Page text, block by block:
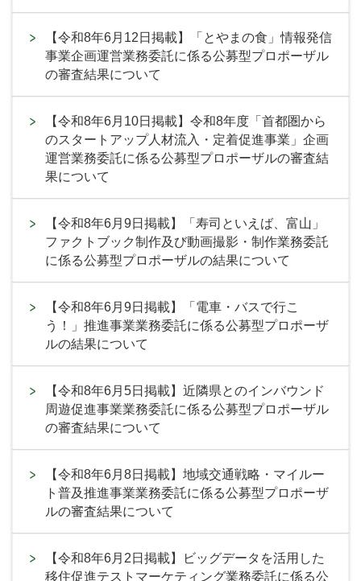
【令和8年6月12日掲載】「とやまの食」情報発信
事業企画運営業務委託に係る公募型プロポーザル
の審査結果について
【令和8年6月10日掲載】令和8年度「首都圏から
のスタートアップ人材流入・定着促進事業」企画
運営業務委託に係る公募型プロポーザルの審査結
果について
【令和8年6月9日掲載】「寿司といえば、富山」
ファクトブック制作及び動画撮影・制作業務委託
に係る公募型プロポーザルの結果について
【令和8年6月9日掲載】「電車・バスで行こ
う！」推進事業業務委託に係る公募型プロポーザ
ルの結果について
【令和8年6月5日掲載】近隣県とのインバウンド
周遊促進事業業務委託に係る公募型プロポーザル
の審査結果について
【令和8年6月8日掲載】地域交通戦略・マイルー
ト普及推進事業業務委託に係る公募型プロポーザ
ルの審査結果について
【令和8年6月2日掲載】ビッグデータを活用した
移住促進テストマーケティング業務委託に係る公